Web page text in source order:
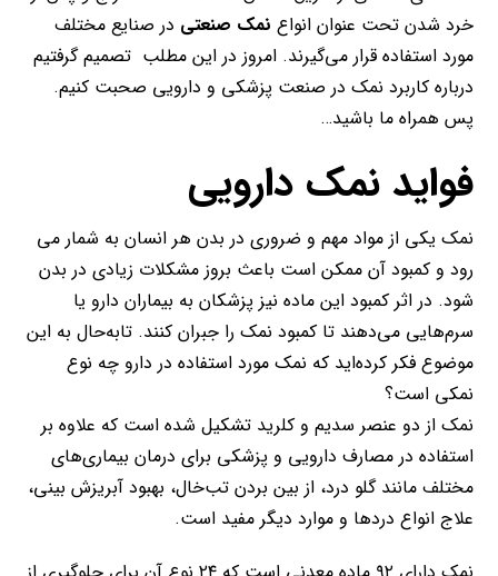
خرد شدن تحت عنوان انواع نمک صنعتی در صنایع مختلف
مورد استفاده قرار می‌گیرند. امروز در این مطلب تصمیم گرفتیم
درباره کاربرد نمک در صنعت پزشکی و دارویی صحبت کنیم.
پس همراه ما باشید…
فواید نمک دارویی
نمک یکی از مواد مهم و ضروری در بدن هر انسان به شمار می
رود و کمبود آن ممکن است باعث بروز مشکلات زیادی در بدن
شود. در اثر کمبود این ماده نیز پزشکان به بیماران دارو یا
سرم‌هایی می‌دهند تا کمبود نمک را جبران کنند. تابه‌حال به این
موضوع فکر کرده‌اید که نمک مورد استفاده در دارو چه نوع
نمکی است؟
نمک از دو عنصر سدیم و کلرید تشکیل شده است که علاوه بر
استفاده در مصارف دارویی و پزشکی برای درمان بیماری‌های
مختلف مانند گلو درد، از بین بردن تب‌خال، بهبود آبریزش بینی،
علاج انواع دردها و موارد دیگر مفید است.